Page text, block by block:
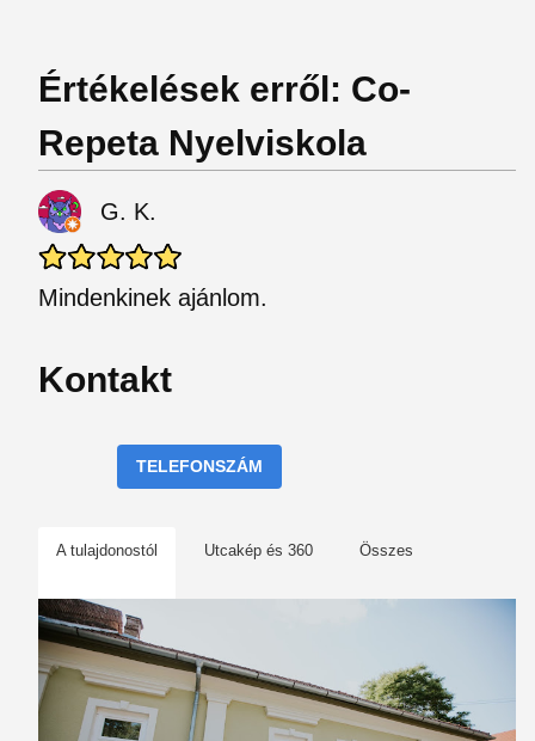
Értékelések erről: Co-
Repeta Nyelviskola
G. K.
Mindenkinek ajánlom.
Kontakt
TELEFONSZÁM
A tulajdonostól Utcakép és 360 Összes